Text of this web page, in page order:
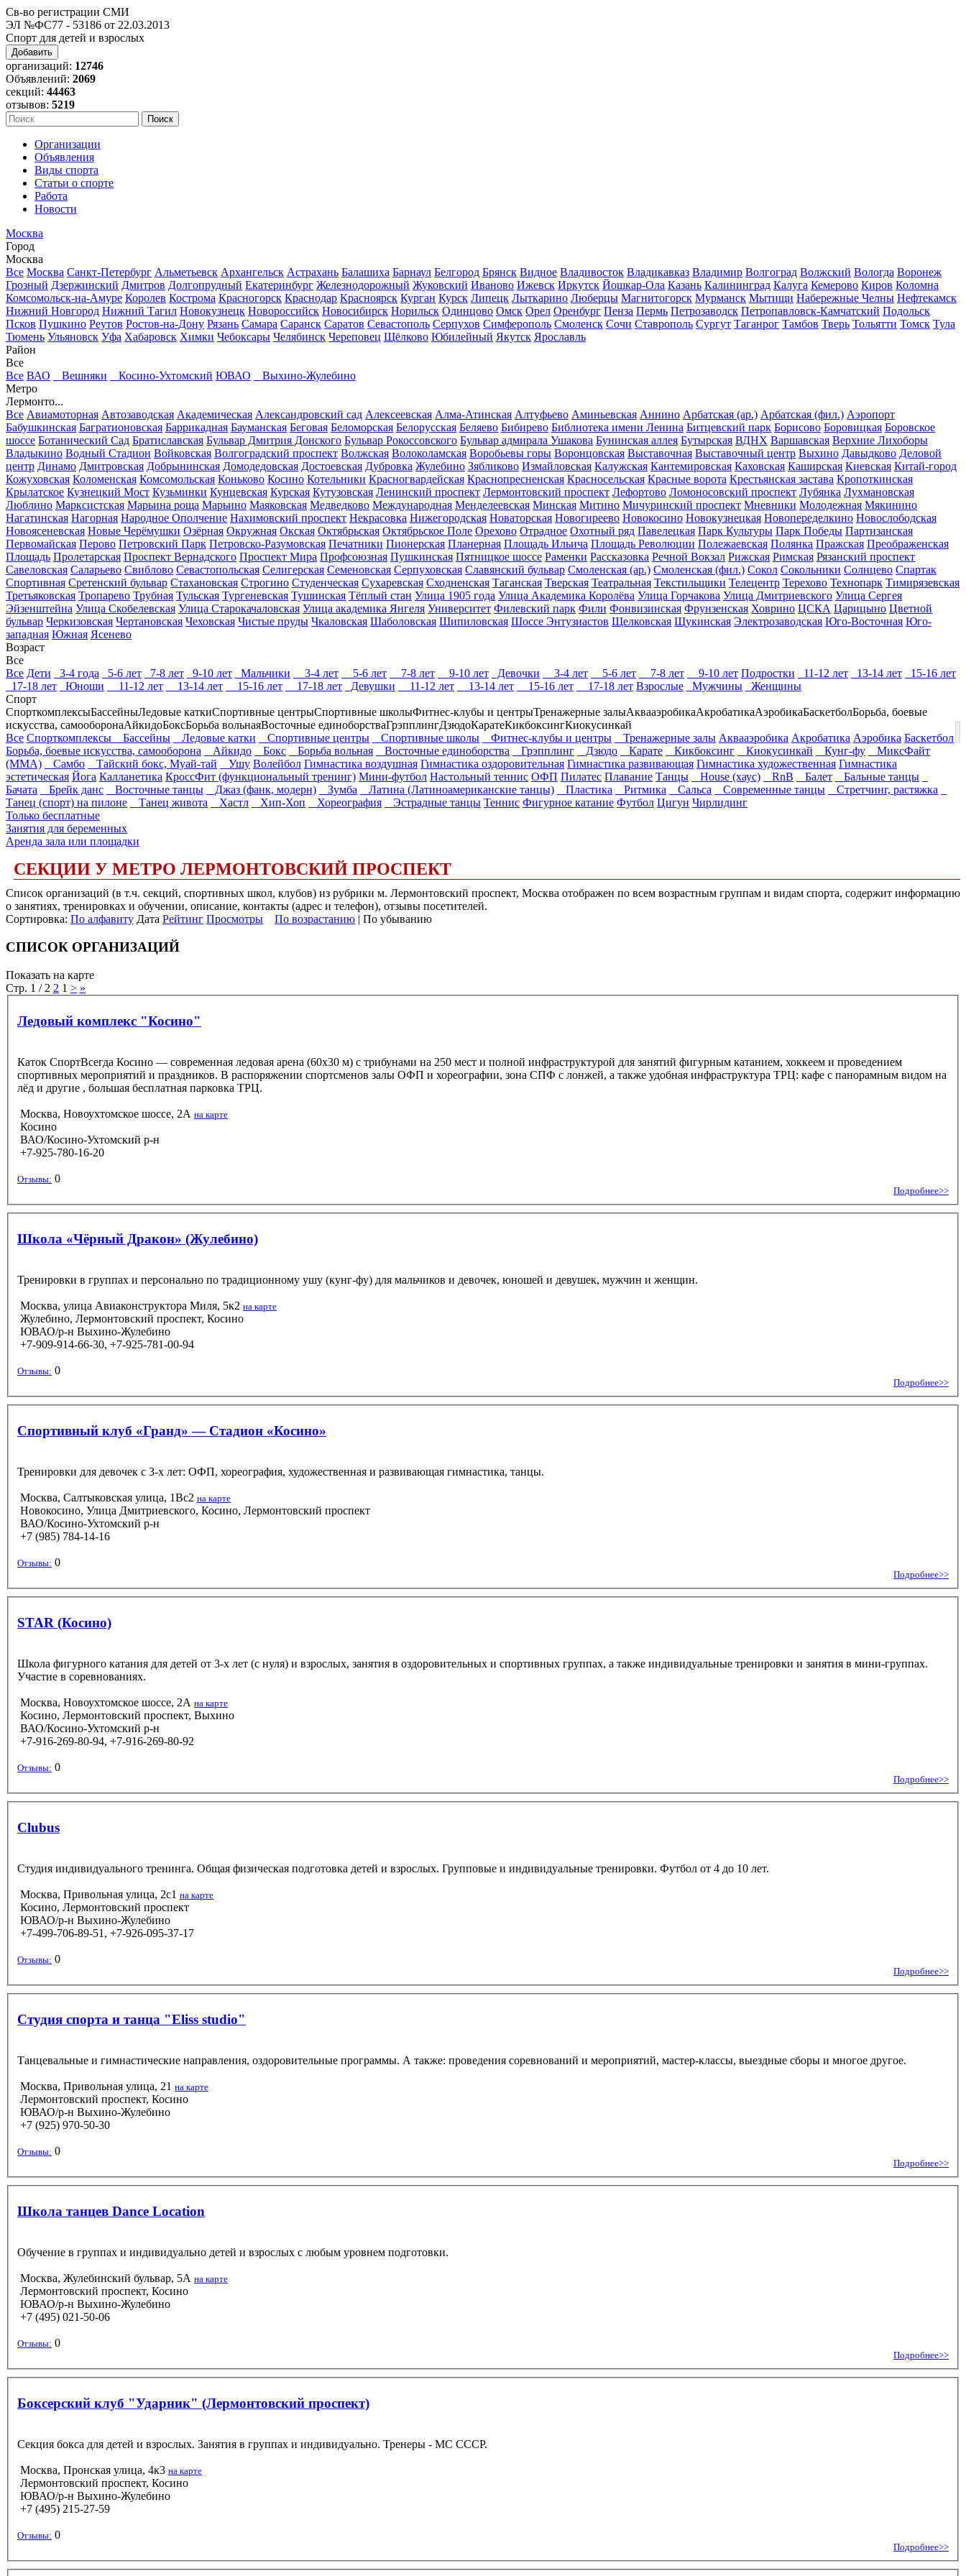
Св-во регистрации СМИ
ЭЛ №ФС77 - 53186 от 22.03.2013
Спорт для детей и взрослых
Добавить
организаций: 12746
Объявлений: 2069
секций: 44463
отзывов: 5219
Организации
Объявления
Виды спорта
Статьи о спорте
Работа
Новости
Москва
Город
Москва
Все Москва Санкт-Петербург Альметьевск Архангельск Астрахань Балашиха Барнаул Белгород Брянск Видное Владивосток Владикавказ Владимир Волгоград Волжский Вологда Воронеж
Грозный Дзержинский Дмитров Долгопрудный Екатеринбург Железнодорожный Жуковский Иваново Ижевск Иркутск Йошкар-Ола Казань Калининград Калуга Кемерово Киров Коломна
Комсомольск-на-Амуре Королев Кострома Красногорск Краснодар Красноярск Курган Курск Липецк Лыткарино Люберцы Магнитогорск Мурманск Мытищи Набережные Челны Нефтекамск
Нижний Новгород Нижний Тагил Новокузнецк Новороссийск Новосибирск Норильск Одинцово Омск Орел Оренбург Пенза Пермь Петрозаводск Петропавловск-Камчатский Подольск
Псков Пушкино Реутов Ростов-на-Дону Рязань Самара Саранск Саратов Севастополь Серпухов Симферополь Смоленск Сочи Ставрополь Сургут Таганрог Тамбов Тверь Тольятти Томск Тула
Тюмень Ульяновск Уфа Хабаровск Химки Чебоксары Челябинск Череповец Щёлково Юбилейный Якутск Ярославль
Район
Все
Все ВАО Вешняки Косино-Ухтомский ЮВАО
Выхино-Жулебино
Метро
Лермонто...
Все Авиамоторная Автозаводская Академическая Александровский сад Алексеевская Алма-Атинская Алтуфьево Аминьевская Аннино Арбатская (ар.) Арбатская (фил.) Аэропорт
Бабушкинская Багратионовская Баррикадная Бауманская Беговая Беломорская Белорусская Беляево Бибирево Библиотека имени Ленина Битцевский парк Борисово Боровицкая Боровское
шоссе Ботанический Сад Братиславская Бульвар Дмитрия Донского Бульвар Рокоссовского Бульвар адмирала Ушакова Бунинская аллея Бутырская ВДНХ Варшавская Верхние Лихоборы
Владыкино Водный Стадион Войковская Волгоградский проспект Волжская Волоколамская Воробьевы горы Воронцовская Выставочная Выставочный центр Выхино Давыдково Деловой
центр Динамо Дмитровская Добрынинская Домодедовская Достоевская Дубровка Жулебино Зябликово Измайловская Калужская Кантемировская Каховская Каширская Киевская Китай-город
Кожуховская Коломенская Комсомольская Коньково Косино Котельники Красногвардейская Краснопресненская Красносельская Красные ворота Крестьянская застава Кропоткинская
Крылатское Кузнецкий Мост Кузьминки Кунцевская Курская Кутузовская Ленинский проспект Лермонтовский проспект Лефортово Ломоносовский проспект Лубянка Лухмановская
Люблино Марксистская Марьина роща Марьино Маяковская Медведково Международная Менделеевская Минская Митино Мичуринский проспект Мневники Молодежная Мякинино
Нагатинская Нагорная Народное Ополчение Нахимовский проспект Некрасовка Нижегородская Новаторская Новогиреево Новокосино Новокузнецкая Новопеределкино Новослободская
Новоясеневская Новые Черёмушки Озёрная Окружная Окская Октябрьская Октябрьское Поле Орехово Отрадное Охотный ряд Павелецкая Парк Культуры Парк Победы Партизанская
Первомайская Перово Петровский Парк Петровско-Разумовская Печатники Пионерская Планерная Площадь Ильича Площадь Революции Полежаевская Полянка Пражская Преображенская
Площадь Пролетарская Проспект Вернадского Проспект Мира Профсоюзная Пушкинская Пятницкое шоссе Раменки Рассказовка Речной Вокзал Рижская Римская Рязанский проспект
Савеловская Саларьево Свиблово Севастопольская Селигерская Семеновская Серпуховская Славянский бульвар Смоленская (ар.) Смоленская (фил.) Сокол Сокольники Солнцево Спартак
Спортивная Сретенский бульвар Стахановская Строгино Студенческая Сухаревская Сходненская Таганская Тверская Театральная Текстильщики Телецентр Терехово Технопарк Тимирязевская
Третьяковская Тропарево Трубная Тульская Тургеневская Тушинская Тёплый стан Улица 1905 года Улица Академика Королёва Улица Горчакова Улица Дмитриевского Улица Сергея
Эйзенштейна Улица Скобелевская Улица Старокачаловская Улица академика Янгеля Университет Филевский парк Фили Фонвизинская Фрунзенская Ховрино ЦСКА Царицыно Цветной
бульвар Черкизовская Чертановская Чеховская Чистые пруды Чкаловская Шаболовская Шипиловская Шоссе Энтузиастов Щелковская Щукинская Электрозаводская Юго-Восточная Юго-
западная Южная Ясенево
Возраст
Все
Все Дети 3-4 года 5-6 лет 7-8 лет 9-10 лет Мальчики 3-4 лет 5-6 лет 7-8 лет 9-10 лет Девочки 3-4 лет 5-6 лет 7-8 лет 9-10 лет Подростки 11-12 лет 13-14 лет
15-16 лет
17-18 лет
Юноши 11-12 лет 13-14 лет 15-16 лет 17-18 лет Девушки 11-12 лет 13-14 лет 15-16 лет 17-18 лет Взрослые Мужчины
Женщины
Спорт
СпорткомплексыБассейныЛедовые каткиСпортивные центрыСпортивные школыФитнес-клубы и центрыТренажерные залыАквааэробикаАкробатикаАэробикаБаскетболБорьба, боевые
искусства, самооборонаАйкидоБоксБорьба вольнаяВосточные единоборстваГрэпплингДзюдоКаратеКикбоксингКиокусинкай
Все Спорткомплексы Бассейны Ледовые катки Спортивные центры Спортивные школы Фитнес-клубы и центры Тренажерные залы Аквааэробика Акробатика Аэробика Баскетбол
Борьба, боевые искусства, самооборона
Айкидо Бокс Борьба вольная Восточные единоборства Грэпплинг Дзюдо Карате Кикбоксинг Киокусинкай Кунг-фу
МиксФайт
(ММА)
Самбо Тайский бокс, Муай-тай Ушу Волейбол Гимнастика воздушная Гимнастика оздоровительная Гимнастика развивающая Гимнастика художественная Гимнастика
эстетическая Йога Калланетика КроссФит (функциональный тренинг) Мини-футбол Настольный теннис ОФП Пилатес Плавание Танцы House (хаус) RnB Балет
Бальные танцы
Бачата
Брейк данс Восточные танцы Джаз (фанк, модерн) Зумба Латина (Латиноамериканские танцы) Пластика Ритмика Сальса Современные танцы
Стретчинг, растяжка
Танец (спорт) на пилоне
Танец живота Хастл Хип-Хоп Хореография Эстрадные танцы Теннис Фигурное катание Футбол Цигун Чирлидинг
Только бесплатные
Занятия для беременных
Аренда зала или площадки
СЕКЦИИ У МЕТРО ЛЕРМОНТОВСКИЙ ПРОСПЕКТ
Список организаций (в т.ч. секций, спортивных школ, клубов) из рубрики м. Лермонтовский проспект, Москва отображен по всем возрастным группам и видам спорта, содержит информацию
о занятиях, тренировках и обучении, описание, контакты (адрес и телефон), отзывы посетителей.
Сортировка: По алфавиту Дата Рейтинг Просмотры По возрастанию | По убыванию
СПИСОК ОРГАНИЗАЦИЙ
Показать на карте
Стр. 1 / 2 2 1 > »
Ледовый комплекс "Косино"
Каток СпортВсегда Косино — современная ледовая арена (60х30 м) с трибунами на 250 мест и полной инфраструктурой для занятий фигурным катанием, хоккеем и проведением
спортивных мероприятий и праздников. В распоряжении спортсменов залы ОФП и хореографии, зона СПФ с лонжей, а также удобная инфраструктура ТРЦ: кафе с панорамным видом на
лёд и другие , большая бесплатная парковка ТРЦ.
Москва, Новоухтомское шоссе, 2А на карте
Косино
ВАО/Косино-Ухтомский р-н
+7-925-780-16-20
Отзывы: 0
Подробнее>>
Школа «Чёрный Дракон» (Жулебино)
Тренировки в группах и персонально по традиционному ушу (кунг-фу) для мальчиков и девочек, юношей и девушек, мужчин и женщин.
Москва, улица Авиаконструктора Миля, 5к2 на карте
Жулебино, Лермонтовский проспект, Косино
ЮВАО/р-н Выхино-Жулебино
+7-909-914-66-30, +7-925-781-00-94
Отзывы: 0
Подробнее>>
Спортивный клуб «Гранд» — Стадион «Косино»
Тренировки для девочек с 3-х лет: ОФП, хореография, художественная и развивающая гимнастика, танцы.
Москва, Салтыковская улица, 1Вс2 на карте
Новокосино, Улица Дмитриевского, Косино, Лермонтовский проспект
ВАО/Косино-Ухтомский р-н
+7 (985) 784-14-16
Отзывы: 0
Подробнее>>
STAR (Косино)
Школа фигурного катания для детей от 3-х лет (с нуля) и взрослых, занятия в оздоровительных и спортивных группах, а также индивидуальные тренировки и занятия в мини-группах.
Участие в соревнованиях.
Москва, Новоухтомское шоссе, 2А на карте
Косино, Лермонтовский проспект, Выхино
ВАО/Косино-Ухтомский р-н
+7-916-269-80-94, +7-916-269-80-92
Отзывы: 0
Подробнее>>
Clubus
Студия индивидуального тренинга. Общая физическая подготовка детей и взрослых. Групповые и индивидуальные тренировки. Футбол от 4 до 10 лет.
Москва, Привольная улица, 2с1 на карте
Косино, Лермонтовский проспект
ЮВАО/р-н Выхино-Жулебино
+7-499-706-89-51, +7-926-095-37-17
Отзывы: 0
Подробнее>>
Студия спорта и танца "Eliss studio"
Танцевальные и гимнастические направления, оздоровительные программы. А также: проведения соревнований и мероприятий, мастер-классы, выездные сборы и многое другое.
Москва, Привольная улица, 21 на карте
Лермонтовский проспект, Косино
ЮВАО/р-н Выхино-Жулебино
+7 (925) 970-50-30
Отзывы: 0
Подробнее>>
Школа танцев Dance Location
Обучение в группах и индивидуально детей и взрослых с любым уровнем подготовки.
Москва, Жулебинский бульвар, 5А на карте
Лермонтовский проспект, Косино
ЮВАО/р-н Выхино-Жулебино
+7 (495) 021-50-06
Отзывы: 0
Подробнее>>
Боксерский клуб "Ударник" (Лермонтовский проспект)
Секция бокса для детей и взрослых. Занятия в группах и индивидуально. Тренеры - МС СССР.
Москва, Пронская улица, 4к3 на карте
Лермонтовский проспект, Косино
ЮВАО/р-н Выхино-Жулебино
+7 (495) 215-27-59
Отзывы: 0
Подробнее>>